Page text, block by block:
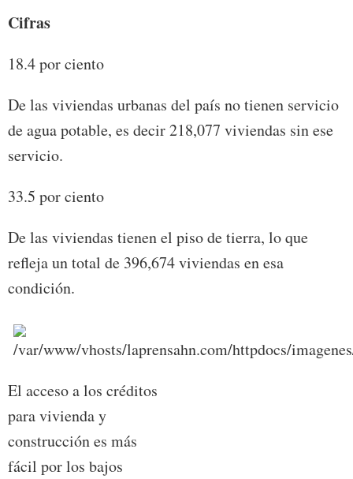
Cifras
18.4 por ciento
De las viviendas urbanas del país no tienen servicio
de agua potable, es decir 218,077 viviendas sin ese
servicio.
33.5 por ciento
De las viviendas tienen el piso de tierra, lo que
refleja un total de 396,674 viviendas en esa
condición.
El acceso a los créditos
para vivienda y
construcción es más
fácil por los bajos